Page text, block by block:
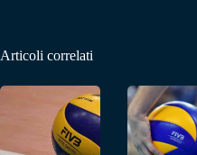
Articoli correlati